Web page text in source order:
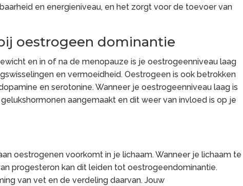
en energieniveau, en het zorgt voor de toevoer van
oestrogeen dominantie
en in of na de menopauze is je oestrogeenniveau laag
en vermoeidheid. Oestrogeen is ook betrokken
en serotonine. Wanneer je oestrogeenniveau laag is
aangemaakt en dit weer van invloed is op je
oestrogenen voorkomt in je lichaam. Wanneer je lichaam te
progesteron kan dit leiden tot oestrogeendominantie.
van vet en de verdeling daarvan. Jouw